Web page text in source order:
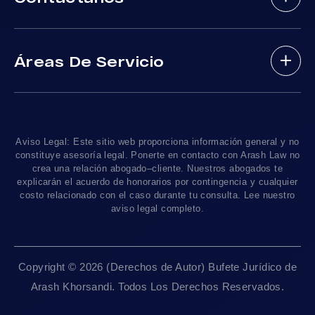
Accidentes En Motocicleta
Accidentes De Camiones
Abogados De Muerte Por Negligencia
Testimonios
Contáctanos
Empleos
Mapa Del Sitio
Áreas De Servicio
Linea De 24hrs: (310) 277-7529
Disponible Sólo Con Cita Previa
Sacramento, CA 95825
San Francisco, CA 94111
Aviso Legal: Este sitio web proporciona información general y no
constituye asesoría legal. Ponerte en contacto con Arash Law no
crea una relación abogado–cliente. Nuestros abogados te
explicarán el acuerdo de honorarios por contingencia y cualquier
costo relacionado con el caso durante tu consulta. Lee nuestro
aviso legal completo.
Copyright © 2026 (Derechos de Autor) Bufete Jurídico de
Arash Khorsandi. Todos Los Derechos Reservados.